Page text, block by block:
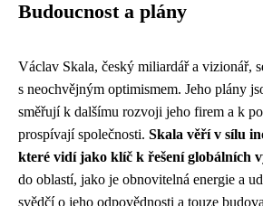
Budoucnost a plány
Václav Skala, český miliardář a vizionář,
s neochvějným optimismem. Jeho plány
směřují k dalšímu rozvoji jeho firem a k
prospívají společnosti. Skala věří v sílu
které vidí jako klíč k řešení globálních
do oblastí, jako je obnovitelná energie a
svědčí o jeho odpovědnosti a touze